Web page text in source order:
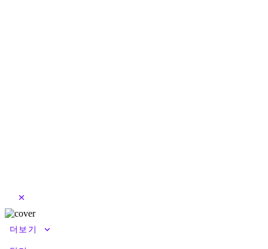
close
더보기 keyboard_arrow_down